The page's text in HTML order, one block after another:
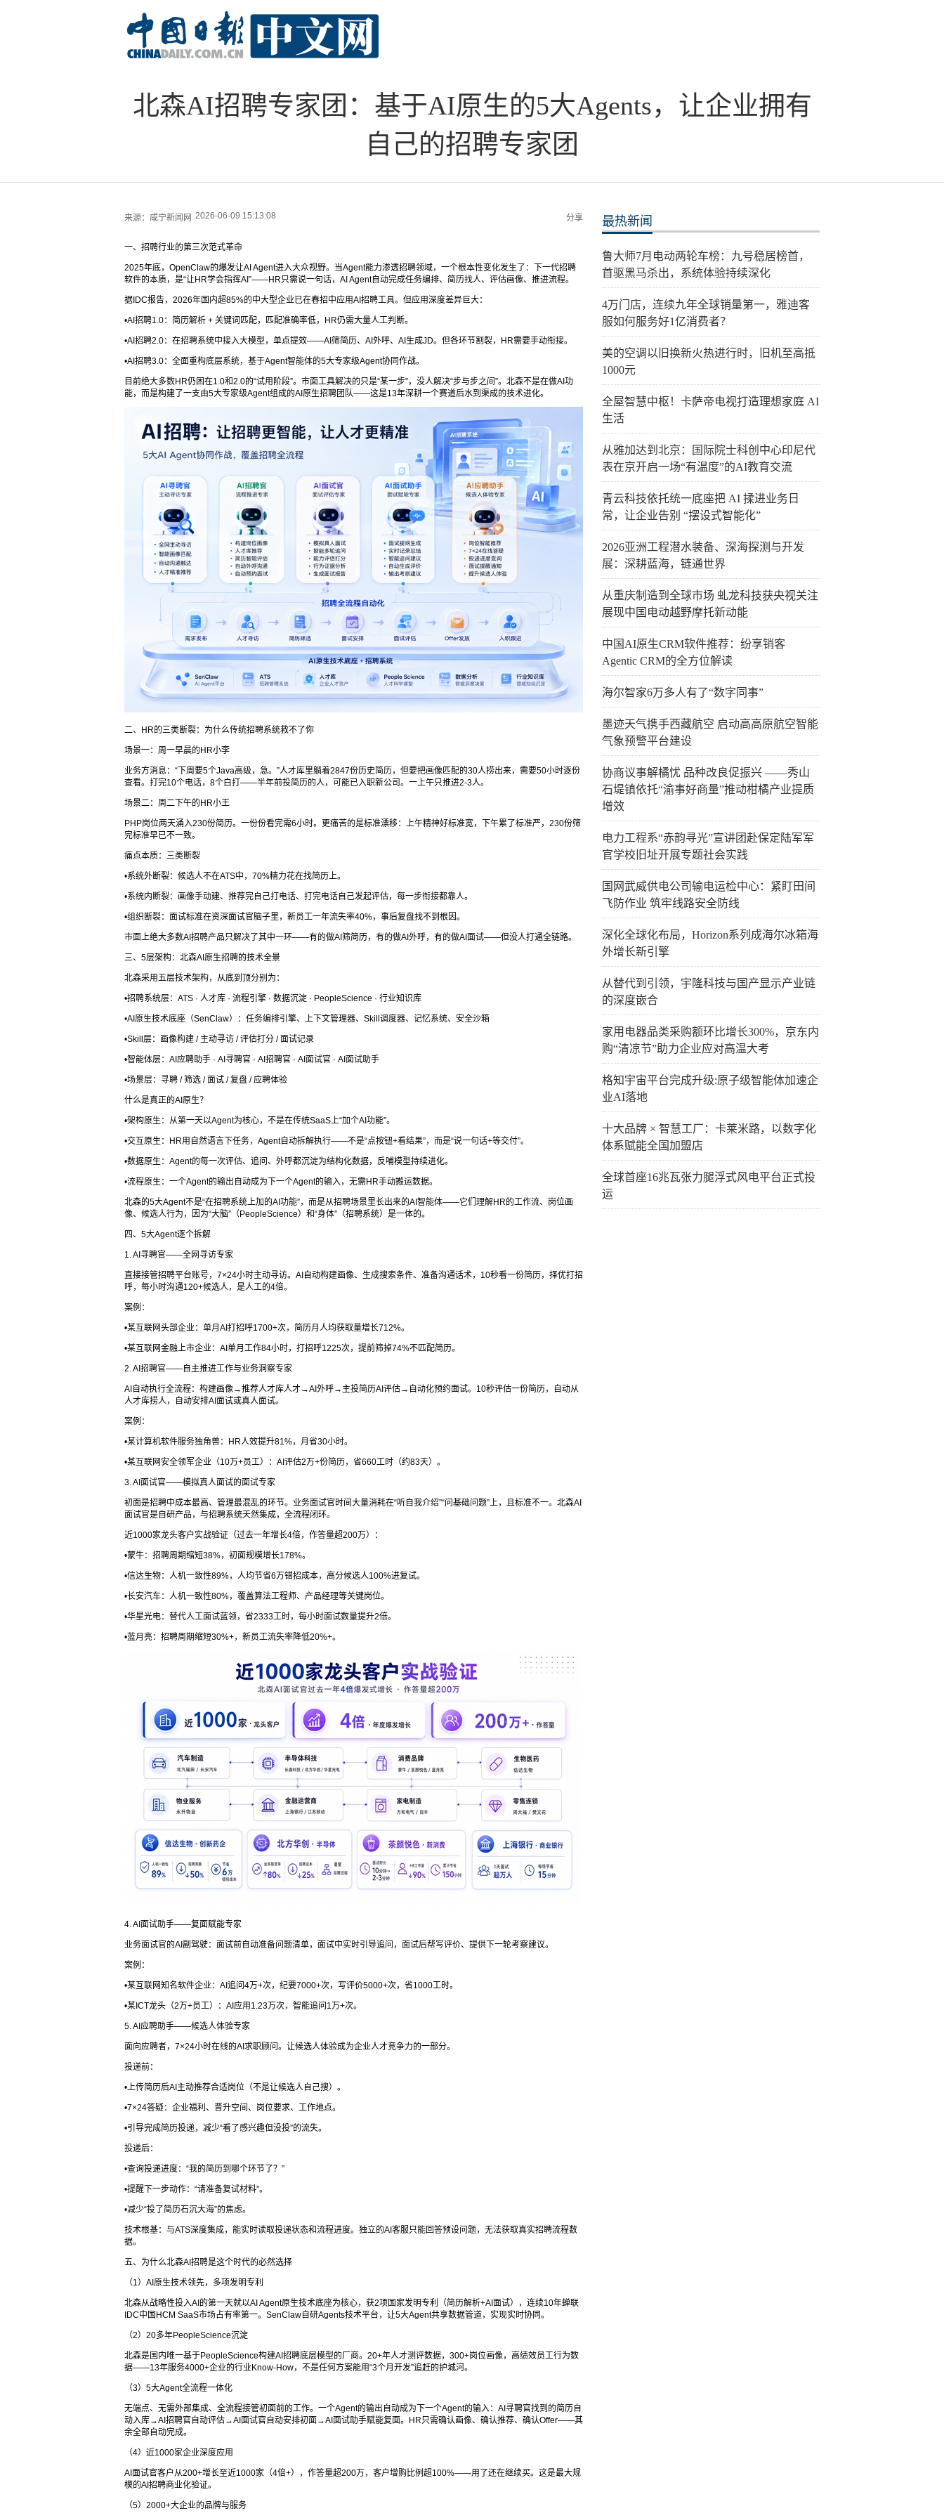
北森AI招聘专家团：基于AI原生的5大Agents，让企业拥有
自己的招聘专家团
来源： 咸宁新闻网 2026-06-09 15:13:08 分享
一、招聘行业的第三次范式革命
2025年底，OpenClaw的爆发让AI Agent进入大众视野。当Agent能力渗透招聘领域，一个根本性变化发生了：下一代招聘
软件的本质，是“让HR学会指挥AI”——HR只需说一句话，AI Agent自动完成任务编排、简历找人、评估画像、推进流程。
据IDC报告，2026年国内超85%的中大型企业已在春招中应用AI招聘工具。但应用深度差异巨大：
•AI招聘1.0：简历解析 + 关键词匹配，匹配准确率低，HR仍需大量人工判断。
•AI招聘2.0：在招聘系统中接入大模型，单点提效——AI筛简历、AI外呼、AI生成JD。但各环节割裂，HR需要手动衔接。
•AI招聘3.0：全面重构底层系统，基于Agent智能体的5大专家级Agent协同作战。
目前绝大多数HR仍困在1.0和2.0的“试用阶段”。市面工具解决的只是“某一步”，没人解决“步与步之间”。北森不是在做AI功
能，而是构建了一支由5大专家级Agent组成的AI原生招聘团队——这是13年深耕一个赛道后水到渠成的技术进化。
二、HR的三类断裂：为什么传统招聘系统救不了你
场景一：周一早晨的HR小李
业务方消息：“下周要5个Java高级，急。”人才库里躺着2847份历史简历，但要把画像匹配的30人捞出来，需要50小时逐份
查看。打完10个电话，8个白打——半年前投简历的人，可能已入职新公司。一上午只推进2-3人。
场景二：周二下午的HR小王
PHP岗位两天涌入230份简历。一份份看完需6小时。更痛苦的是标准漂移：上午精神好标准宽，下午累了标准严，230份筛
完标准早已不一致。
痛点本质：三类断裂
•系统外断裂：候选人不在ATS中，70%精力花在找简历上。
•系统内断裂：画像手动建、推荐完自己打电话、打完电话自己发起评估，每一步衔接都靠人。
•组织断裂：面试标准在资深面试官脑子里，新员工一年流失率40%，事后复盘找不到根因。
市面上绝大多数AI招聘产品只解决了其中一环——有的做AI筛简历，有的做AI外呼，有的做AI面试——但没人打通全链路。
三、5层架构：北森AI原生招聘的技术全景
北森采用五层技术架构，从底到顶分别为：
•招聘系统层：ATS · 人才库 · 流程引擎 · 数据沉淀 · PeopleScience · 行业知识库
•AI原生技术底座（SenClaw）：任务编排引擎、上下文管理器、Skill调度器、记忆系统、安全沙箱
•Skill层：画像构建 / 主动寻访 / 评估打分 / 面试记录
•智能体层：AI应聘助手 · AI寻聘官 · AI招聘官 · AI面试官 · AI面试助手
•场景层：寻聘 / 筛选 / 面试 / 复盘 / 应聘体验
什么是真正的AI原生？
•架构原生：从第一天以Agent为核心，不是在传统SaaS上“加个AI功能”。
•交互原生：HR用自然语言下任务，Agent自动拆解执行——不是“点按钮+看结果”，而是“说一句话+等交付”。
•数据原生：Agent的每一次评估、追问、外呼都沉淀为结构化数据，反哺模型持续进化。
•流程原生：一个Agent的输出自动成为下一个Agent的输入，无需HR手动搬运数据。
北森的5大Agent不是“在招聘系统上加的AI功能”，而是从招聘场景里长出来的AI智能体——它们理解HR的工作流、岗位画
像、候选人行为，因为“大脑”（PeopleScience）和“身体”（招聘系统）是一体的。
四、5大Agent逐个拆解
1. AI寻聘官——全网寻访专家
直接接管招聘平台账号，7×24小时主动寻访。AI自动构建画像、生成搜索条件、准备沟通话术，10秒看一份简历，择优打招
呼，每小时沟通120+候选人，是人工的4倍。
案例：
•某互联网头部企业：单月AI打招呼1700+次，简历月人均获取量增长712%。
•某互联网金融上市企业：AI单月工作84小时，打招呼1225次，提前筛掉74%不匹配简历。
2. AI招聘官——自主推进工作与业务洞察专家
AI自动执行全流程：构建画像→推荐人才库人才→AI外呼→主投简历AI评估→自动化预约面试。10秒评估一份简历，自动从
人才库捞人，自动安排AI面试或真人面试。
案例：
•某计算机软件服务独角兽：HR人效提升81%，月省30小时。
•某互联网安全领军企业（10万+员工）：AI评估2万+份简历，省660工时（约83天）。
3. AI面试官——模拟真人面试的面试专家
初面是招聘中成本最高、管理最混乱的环节。业务面试官时间大量消耗在“听自我介绍”“问基础问题”上，且标准不一。北森AI
面试官是自研产品，与招聘系统天然集成，全流程闭环。
近1000家龙头客户实战验证（过去一年增长4倍，作答量超200万）：
•蒙牛：招聘周期缩短38%，初面规模增长178%。
•信达生物：人机一致性89%，人均节省6万错招成本，高分候选人100%进复试。
•长安汽车：人机一致性80%，覆盖算法工程师、产品经理等关键岗位。
•华星光电：替代人工面试蓝领，省2333工时，每小时面试数量提升2倍。
•蓝月亮：招聘周期缩短30%+，新员工流失率降低20%+。
4. AI面试助手——复面赋能专家
业务面试官的AI副驾驶：面试前自动准备问题清单，面试中实时引导追问，面试后帮写评价、提供下一轮考察建议。
案例：
•某互联网知名软件企业：AI追问4万+次，纪要7000+次，写评价5000+次，省1000工时。
•某ICT龙头（2万+员工）：AI应用1.23万次，智能追问1万+次。
5. AI应聘助手——候选人体验专家
面向应聘者，7×24小时在线的AI求职顾问。让候选人体验成为企业人才竞争力的一部分。
投递前：
•上传简历后AI主动推荐合适岗位（不是让候选人自己搜）。
•7×24答疑：企业福利、晋升空间、岗位要求、工作地点。
•引导完成简历投递，减少“看了感兴趣但没投”的流失。
投递后：
•查询投递进度：“我的简历到哪个环节了？”
•提醒下一步动作：“请准备复试材料”。
•减少“投了简历石沉大海”的焦虑。
技术根基：与ATS深度集成，能实时读取投递状态和流程进度。独立的AI客服只能回答预设问题，无法获取真实招聘流程数
据。
五、为什么北森AI招聘是这个时代的必然选择
（1）AI原生技术领先，多项发明专利
北森从战略性投入AI的第一天就以AI Agent原生技术底座为核心，获2项国家发明专利（简历解析+AI面试），连续10年蝉联
IDC中国HCM SaaS市场占有率第一。SenClaw自研Agents技术平台，让5大Agent共享数据管道，实现实时协同。
（2）20多年PeopleScience沉淀
北森是国内唯一基于PeopleScience构建AI招聘底层模型的厂商。20+年人才测评数据，300+岗位画像，高绩效员工行为数
据——13年服务4000+企业的行业Know-How，不是任何方案能用“3个月开发”追赶的护城河。
（3）5大Agent全流程一体化
无端点、无需外部集成、全流程接管初面前的工作。一个Agent的输出自动成为下一个Agent的输入：AI寻聘官找到的简历自
动入库→AI招聘官自动评估→AI面试官自动安排初面→AI面试助手赋能复面。HR只需确认画像、确认推荐、确认Offer——其
余全部自动完成。
（4）近1000家企业深度应用
AI面试官客户从200+增长至近1000家（4倍+），作答量超200万，客户增购比例超100%——用了还在继续买。这是最大规
模的AI招聘商业化验证。
（5）2000+大企业的品牌与服务
最热新闻
鲁大师7月电动两轮车榜：九号稳居榜首，
首驱黑马杀出，系统体验持续深化
4万门店，连续九年全球销量第一，雅迪客
服如何服务好1亿消费者？
美的空调以旧换新火热进行时，旧机至高抵
1000元
全屋智慧中枢！卡萨帝电视打造理想家庭 AI
生活
从雅加达到北京：国际院士科创中心印尼代
表在京开启一场“有温度”的AI教育交流
青云科技依托统一底座把 AI 揉进业务日
常，让企业告别 “摆设式智能化”
2026亚洲工程潜水装备、深海探测与开发
展：深耕蓝海，链通世界
从重庆制造到全球市场 虬龙科技获央视关注
展现中国电动越野摩托新动能
​中国AI原生CRM软件推荐：纷享销客
Agentic CRM的全方位解读
海尔智家6万多人有了“数字同事”
墨迹天气携手西藏航空 启动高高原航空智能
气象预警平台建设
协商议事解橘忧 品种改良促振兴 ——秀山
石堤镇依托“渝事好商量”推动柑橘产业提质
增效
电力工程系“赤韵寻光”宣讲团赴保定陆军军
官学校旧址开展专题社会实践
国网武威供电公司输电运检中心：紧盯田间
飞防作业 筑牢线路安全防线
深化全球化布局，Horizon系列成海尔冰箱海
外增长新引擎
从替代到引领，宇隆科技与国产显示产业链
的深度嵌合
家用电器品类采购额环比增长300%，京东内
购“清凉节”助力企业应对高温大考
格知宇宙平台完成升级:原子级智能体加速企
业AI落地
十大品牌 × 智慧工厂：卡莱米路，以数字化
体系赋能全国加盟店
全球首座16兆瓦张力腿浮式风电平台正式投
运